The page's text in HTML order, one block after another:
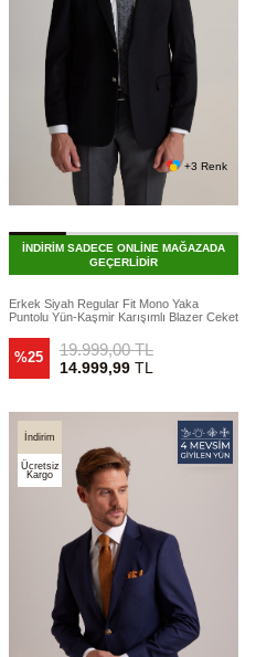
+3 Renk
İNDİRİM SADECE ONLİNE MAĞAZADA
GEÇERLİDİR
Erkek Siyah Regular Fit Mono Yaka
Puntolu Yün-Kaşmir Karışımlı Blazer Ceket
%25 19.999,00TL
14.999,99TL
İndirim
Ücretsiz
Kargo